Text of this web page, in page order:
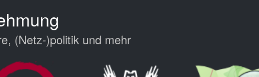
(Netz-)politik und mehr